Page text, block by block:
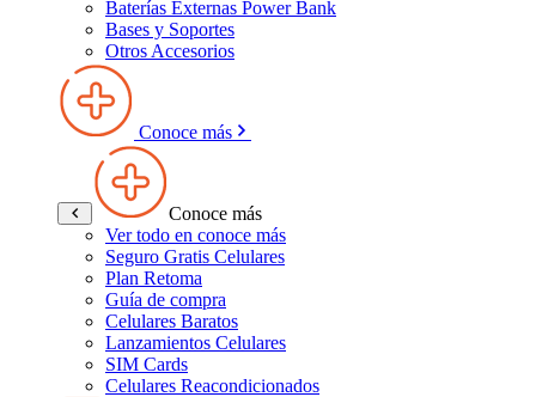
Baterías Externas Power Bank
Bases y Soportes
Otros Accesorios
Conoce más
Conoce más
Ver todo en conoce más
Seguro Gratis Celulares
Plan Retoma
Guía de compra
Celulares Baratos
Lanzamientos Celulares
SIM Cards
Celulares Reacondicionados